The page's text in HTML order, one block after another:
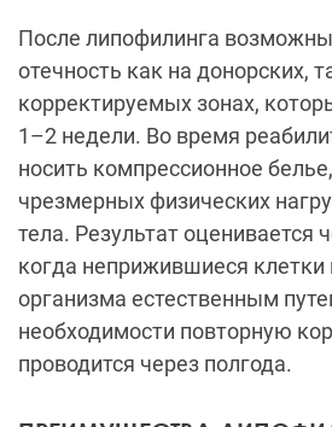
После липофилинга
отечность как на донорских,
корректируемых зонах,
1–2 недели. Во время
носить компрессионное
чрезмерных физических
тела. Результат оценивается
когда неприжившиеся клетки
организма естественным
необходимости повторную
проводится через полгода.